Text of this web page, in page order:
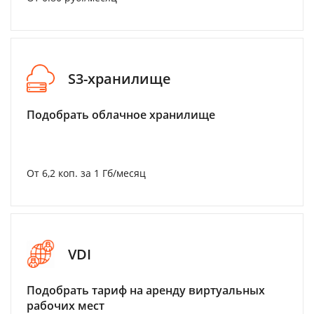
S3-хранилище
Подобрать облачное хранилище
От 6,2 коп. за 1 Гб/месяц
VDI
Подобрать тариф на аренду виртуальных
рабочих мест